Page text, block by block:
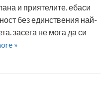
и приятелите. ебаси
без единствения най-
засега не мога да си
»